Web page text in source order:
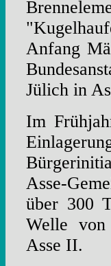
Anfang
Jülich in
Im
Asse-
über 300
Welle von
Asse II.